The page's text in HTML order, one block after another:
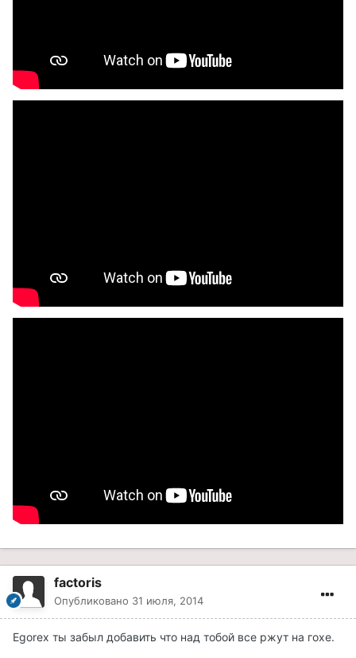
factoris
Опубликовано 31 июля, 2014
Egorex ты забыл добавить что над тобой все ржут на гохе.